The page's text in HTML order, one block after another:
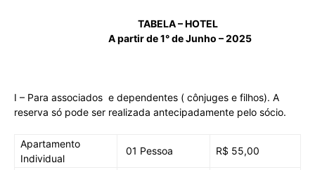
TABELA – HOTEL
A partir de 1° de Junho – 2025
I – Para associados e dependentes ( cônjuges e filhos). A
reserva só pode ser realizada antecipadamente pelo sócio.
Apartamento
Individual
01 Pessoa R$ 55,00